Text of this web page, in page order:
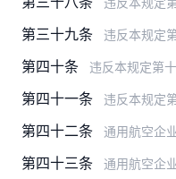
第三十九条 违反本规定第十六条，通用航空企业未按规
第四十条 违反本规定第十九条，通用航空企业涂改、倒卖、出租
第四十一条 违反本规定第二十条，通用航空企业发生经营
第四十二条 通用航空企业有下列违法情形
第四十三条 通用航空企业有下列违法情形之一